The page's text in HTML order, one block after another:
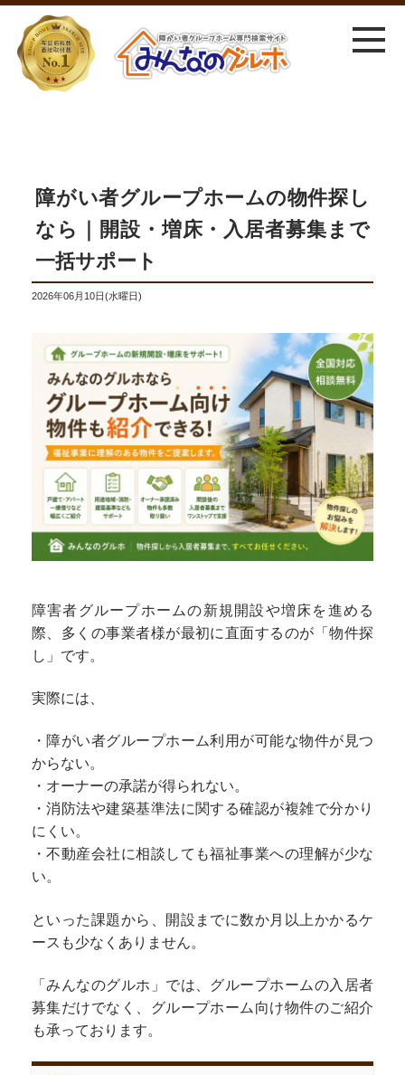
障がい者グループホームの物件探し
なら｜開設・増床・入居者募集まで
一括サポート
2026年06月10日(水曜日)
障害者グループホームの新規開設や増床を進める
際、多くの事業者様が最初に直面するのが「物件探
し」です。
実際には、
・障がい者グループホーム利用が可能な物件が見つ
からない。
・オーナーの承諾が得られない。
・消防法や建築基準法に関する確認が複雑で分かり
にくい。
・不動産会社に相談しても福祉事業への理解が少な
い。
といった課題から、開設までに数か月以上かかるケ
ースも少なくありません。
「みんなのグルホ」では、グループホームの入居者
募集だけでなく、グループホーム向け物件のご紹介
も承っております。